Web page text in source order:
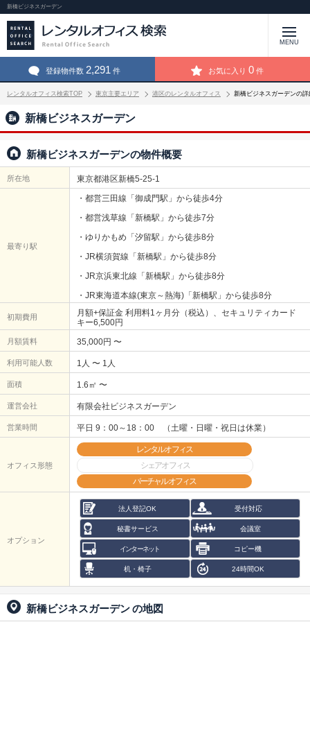
新橋ビジネスガーデン
MENU
登録物件数 2,291 件 お気に入り 0 件
レンタルオフィス検索TOP 東京主要エリア 港区のレンタルオフィス 新橋ビジネスガーデンの詳
新橋ビジネスガーデン
新橋ビジネスガーデンの物件概要
所在地 東京都港区新橋5-25-1
最寄り駅
・都営三田線「御成門駅」から徒歩4分
・都営浅草線「新橋駅」から徒歩7分
・ゆりかもめ「汐留駅」から徒歩8分
・JR横須賀線「新橋駅」から徒歩8分
・JR京浜東北線「新橋駅」から徒歩8分
・JR東海道本線(東京～熱海)「新橋駅」から徒歩8分
初期費用
月額+保証金 利用料1ヶ月分（税込）、セキュリティカード
キー6,500円
月額賃料 35,000円 〜
利用可能人数 1人 〜 1人
面積 1.6㎡ 〜
運営会社 有限会社ビジネスガーデン
営業時間 平日 9：00～18：00 （土曜・日曜・祝日は休業）
オフィス形態
レンタルオフィス
シェアオフィス
バーチャルオフィス
オプション
法人登記OK 受付対応
秘書サービス 会議室
インターネット コピー機
机・椅子 24時間OK
新橋ビジネスガーデンの地図